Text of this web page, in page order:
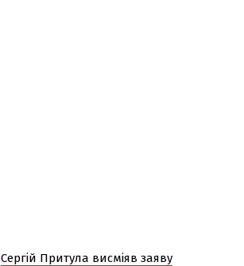
Сергій Притула висміяв заяву